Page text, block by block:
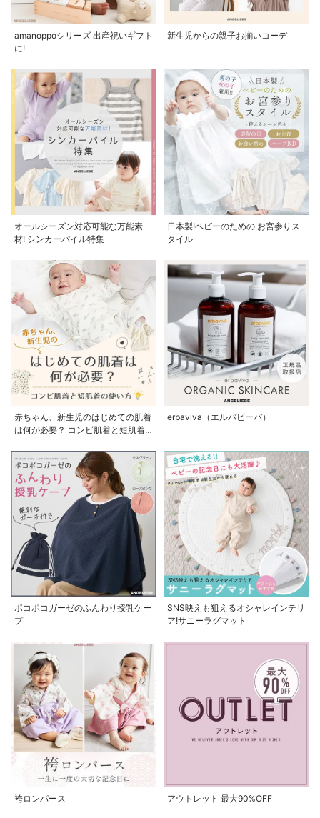
amanoppoシリーズ 出産祝いギフト
に!
新生児からの親子お揃いコーデ
オールシーズン対応可能な万能素
材! シンカーパイル特集
日本製!ベビーのための お宮参りス
タイル
赤ちゃん、新生児のはじめての肌着
は何が必要？ コンビ肌着と短肌着
erbaviva（エルバビーバ）
ポコポコガーゼのふんわり授乳ケー
プ
SNS映えも狙えるオシャレインテリ
ア!サニーラグマット
袴ロンパース アウトレット 最大90%OFF